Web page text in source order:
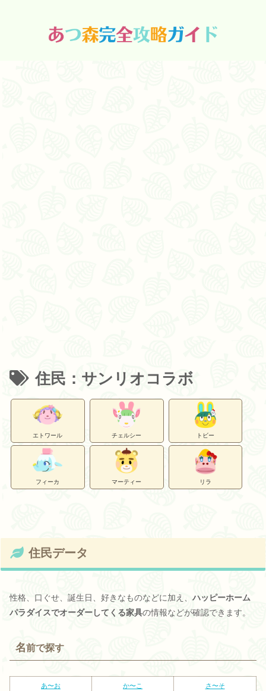
住民：サンリオコラボ
エトワール チェルシー トビー
フィーカ マーティー リラ
住民データ
性格、口ぐせ、誕生日、好きなものなどに加え、ハッピーホーム
パラダイスでオーダーしてくる家具の情報などが確認できます。
名前で探す
あ〜お か〜こ さ〜そ